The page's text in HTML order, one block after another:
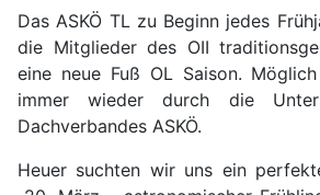
Das ASKÖ TL zu Beginn jedes
die Mitglieder des OII
eine neue Fuß OL Saison.
immer wieder durch die
Dachverbandes ASKÖ.
Heuer suchten wir uns ein